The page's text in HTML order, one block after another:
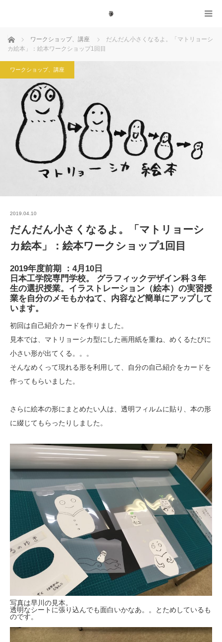
ホーム ワークショップ、講座
だんだん小さくなるよ。「マトリョーシ
カ絵本」：絵本ワークショップ1回目
ワークショップ、講座
2019.04.10
だんだん小さくなるよ。「マトリョーシ
カ絵本」：絵本ワークショップ1回目
2019年度前期 ：4月10日
日本工学院専門学校。 グラフィックデザイン科３年
生の選択授業。イラストレーション（絵本）の実習授
業を自分のメモもかねて、内容など簡単にアップして
います。
初回は自己紹介カードを作りました。
見本では、マトリョーシカ型にした画用紙を重ね、めくるたびに
小さい形が出てくる。。。
そんなめくって現れる形を利用して、自分の自己紹介をカードを
作ってもらいました。
さらに絵本の形にまとめたい人は、透明フィルムに貼り、本の形
に綴じてもらったりしました。
写真は早川の見本。
透明なシートに張り込んでも面白いかなあ。。とためしているも
のです。